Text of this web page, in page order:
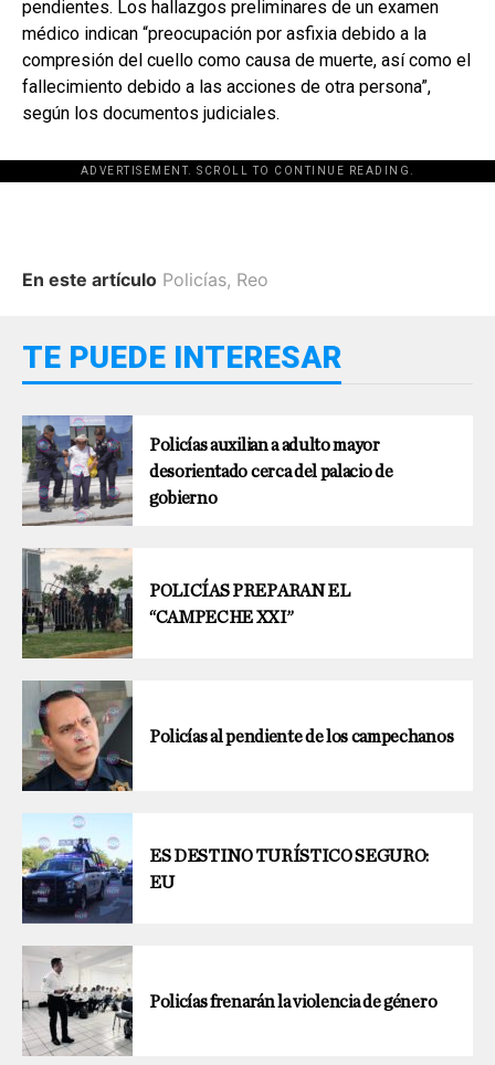
pendientes. Los hallazgos preliminares de un examen
médico indican “preocupación por asfixia debido a la
compresión del cuello como causa de muerte, así como el
fallecimiento debido a las acciones de otra persona”,
según los documentos judiciales.
ADVERTISEMENT. SCROLL TO CONTINUE READING.
En este artículo Policías, Reo
TE PUEDE INTERESAR
Policías auxilian a adulto mayor
desorientado cerca del palacio de
gobierno
POLICÍAS PREPARAN EL
“CAMPECHE XXI”
Policías al pendiente de los campechanos
ES DESTINO TURÍSTICO SEGURO:
EU
Policías frenarán la violencia de género